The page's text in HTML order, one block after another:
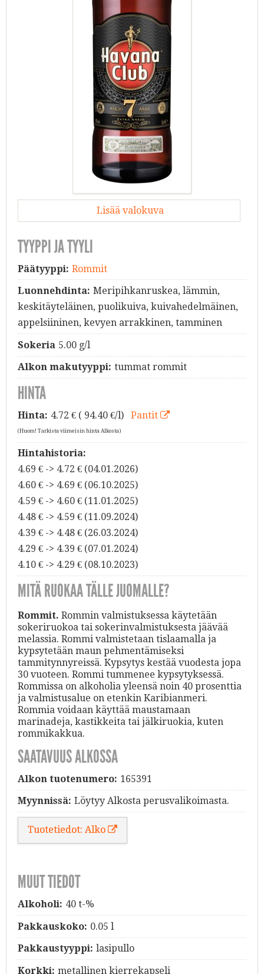
Lisää valokuva
TYYPPI JA TYYLI
Päätyyppi: Rommit
Luonnehdinta: Meripihkanruskea, lämmin,
keskitäyteläinen, puolikuiva, kuivahedelmäinen,
appelsiininen, kevyen arrakkinen, tamminen
Sokeria 5.00 g/l
Alkon makutyyppi: tummat rommit
HINTA
Hinta: 4.72 € ( 94.40 €/l) Pantit
(Huom! Tarkista viimeisin hinta Alkosta)
Hintahistoria:
4.69 € -> 4.72 € (04.01.2026)
4.60 € -> 4.69 € (06.10.2025)
4.59 € -> 4.60 € (11.01.2025)
4.48 € -> 4.59 € (11.09.2024)
4.39 € -> 4.48 € (26.03.2024)
4.29 € -> 4.39 € (07.01.2024)
4.10 € -> 4.29 € (08.10.2023)
MITÄ RUOKAA TÄLLE JUOMALLE?
Rommit. Rommin valmistuksessa käytetään
sokeriruokoa tai sokerinvalmistuksesta jäävää
melassia. Rommi valmistetaan tislaamalla ja
kypsytetään maun pehmentämiseksi
tammitynnyreissä. Kypsytys kestää vuodesta jopa
30 vuoteen. Rommi tummenee kypsytyksessä.
Rommissa on alkoholia yleensä noin 40 prosenttia
ja valmistusalue on etenkin Karibianmeri.
Rommia voidaan käyttää maustamaan
marinadeja, kastikkeita tai jälkiruokia, kuten
rommikakkua.
SAATAVUUS ALKOSSA
Alkon tuotenumero: 165391
Myynnissä: Löytyy Alkosta perusvalikoimasta.
Tuotetiedot: Alko
MUUT TIEDOT
Alkoholi: 40 t-%
Pakkauskoko: 0.05 l
Pakkaustyyppi: lasipullo
Korkki: metallinen kierrekapseli